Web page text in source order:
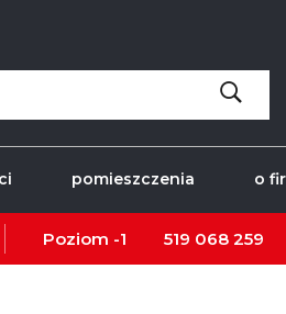
pomieszczenia o
Poziom -1 519 068 259